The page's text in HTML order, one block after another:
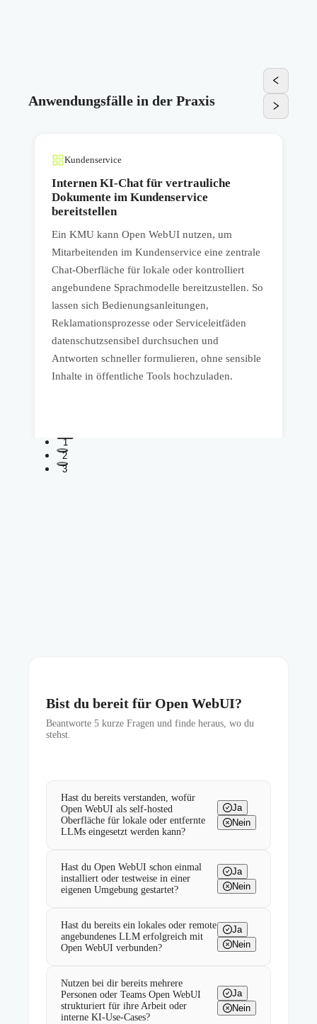
Anwendungsfälle in der Praxis
Kundenservice
Internen KI-Chat für vertrauliche
Dokumente im Kundenservice
bereitstellen
Ein KMU kann Open WebUI nutzen, um
Mitarbeitenden im Kundenservice eine zentrale
Chat-Oberfläche für lokale oder kontrolliert
angebundene Sprachmodelle bereitzustellen. So
lassen sich Bedienungsanleitungen,
Reklamationsprozesse oder Serviceleitfäden
datenschutzsensibel durchsuchen und
Antworten schneller formulieren, ohne sensible
Inhalte in öffentliche Tools hochzuladen.
1
2
3
Bist du bereit für Open WebUI?
Beantworte 5 kurze Fragen und finde heraus, wo du
stehst.
Hast du bereits verstanden, wofür
Open WebUI als self-hosted
Oberfläche für lokale oder entfernte
LLMs eingesetzt werden kann?
Ja
Nein
Hast du Open WebUI schon einmal
installiert oder testweise in einer
eigenen Umgebung gestartet?
Ja
Nein
Hast du bereits ein lokales oder remote
angebundenes LLM erfolgreich mit
Open WebUI verbunden?
Ja
Nein
Nutzen bei dir bereits mehrere
Personen oder Teams Open WebUI
strukturiert für ihre Arbeit oder
interne KI-Use-Cases?
Ja
Nein